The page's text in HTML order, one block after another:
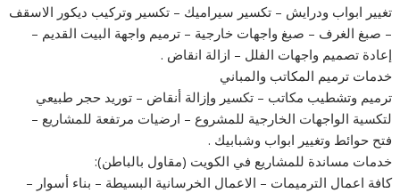
تغيير ابواب ودرايش – تكسير سيراميك – تكسير وتركيب ديكور الاسقف
– صبغ الغرف – صبغ واجهات خارجية – ترميم واجهة البيت القديم –
إعادة تصميم واجهات الفلل – ازالة انقاض .
خدمات ترميم المكاتب والمباني
ترميم وتشطيب مكاتب – تكسير وإزالة أنقاض – توريد حجر طبيعي
لتكسية الواجهات الخارجية للمشروع – ارضيات مرتفعة للمشاريع –
فتح حوائط وتغيير ابواب وشبابيك .
خدمات مساندة للمشاريع في الكويت (مقاول بالباطن):
كافة اعمال الترميمات – الاعمال الخرسانية البسيطة – بناء أسوار –